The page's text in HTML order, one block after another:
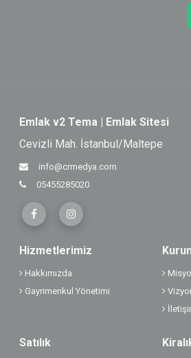
Emlak v2 Tema | Emlak Sitesi
Cevizli Mah. İstanbul/Maltepe
info@crmedya.com
05455285020
Hizmetlerimiz
Hakkımızda
Gayrimenkul Yönetimi
Satılık